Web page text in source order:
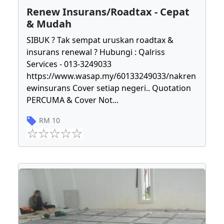
Renew Insurans/Roadtax - Cepat
& Mudah
SIBUK ? Tak sempat uruskan roadtax &
insurans renewal ? Hubungi : Qalriss
Services - 013-3249033
https://www.wasap.my/60133249033/nakren
ewinsurans Cover setiap negeri.. Quotation
PERCUMA & Cover Not...
RM 10